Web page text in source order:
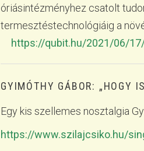
óriásintézményhez csatolt
termesztéstechnológiáig a
https://qubit.hu/2021/06/
GYIMÓTHY GÁBOR: „HOGY
Egy kis szellemes nosztalgia
https://www.szilajcsiko.hu/